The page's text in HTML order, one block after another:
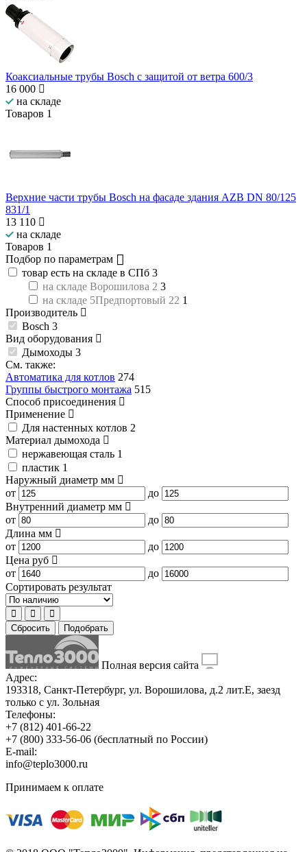
Коаксиальные трубы Bosch с защитой от ветра 600/3
16 000
на складе
Товаров 1
Верхние части трубы Bosch на фасаде здания AZB DN 80/125
831/1
13 110
на складе
Товаров 1
Подбор по параметрам
товар есть на складе в СПб 3
на складе Ворошилова 2 3
на складе 5Предпортовый 22 1
Производитель
Bosch 3
Вид оборудования
Дымоходы 3
См. также:
Автоматика для котлов 274
Группы быстрого монтажа 515
Способ присоединения
Применение
Для настенных котлов 2
Материал дымохода
нержавеющая сталь 1
пластик 1
Наружный диаметр мм
от
до
Внутренний диаметр мм
от
до
Длина мм
от
до
Цена руб
от
до
Сортировать результат
Сбросить Подобрать
Полная версия сайта
Адрес:
193318, Санкт-Петербург, ул. Ворошилова, д.2 лит.Е, заезд
только с ул. Зольная
Телефоны:
+7 (812) 401-66-22
+7 (800) 333-56-06 (бесплатный по России)
E-mail:
info@teplo3000.ru
Принимаем к оплате